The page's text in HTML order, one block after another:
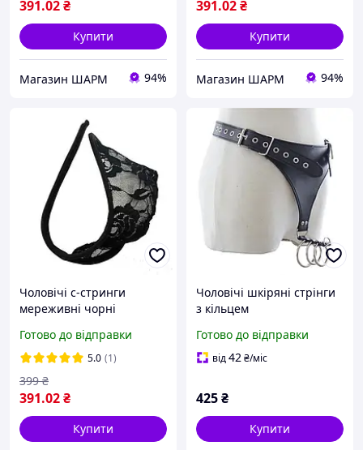
391.02₴
Купити
Магазин ШАРМ 94%
391.02₴
Купити
Магазин ШАРМ 94%
Чоловічі с-стринги
мереживні чорні
Готово до відправки
5.0 (1)
391.02₴
399 ₴
Купити
Чоловічі шкіряні стрінги
з кільцем
Готово до відправки
від42₴/міс
425₴
Купити